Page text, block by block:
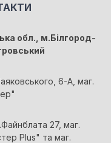
обл., м.Білгород-
6-А, маг.
27, маг.
Plus" та маг.